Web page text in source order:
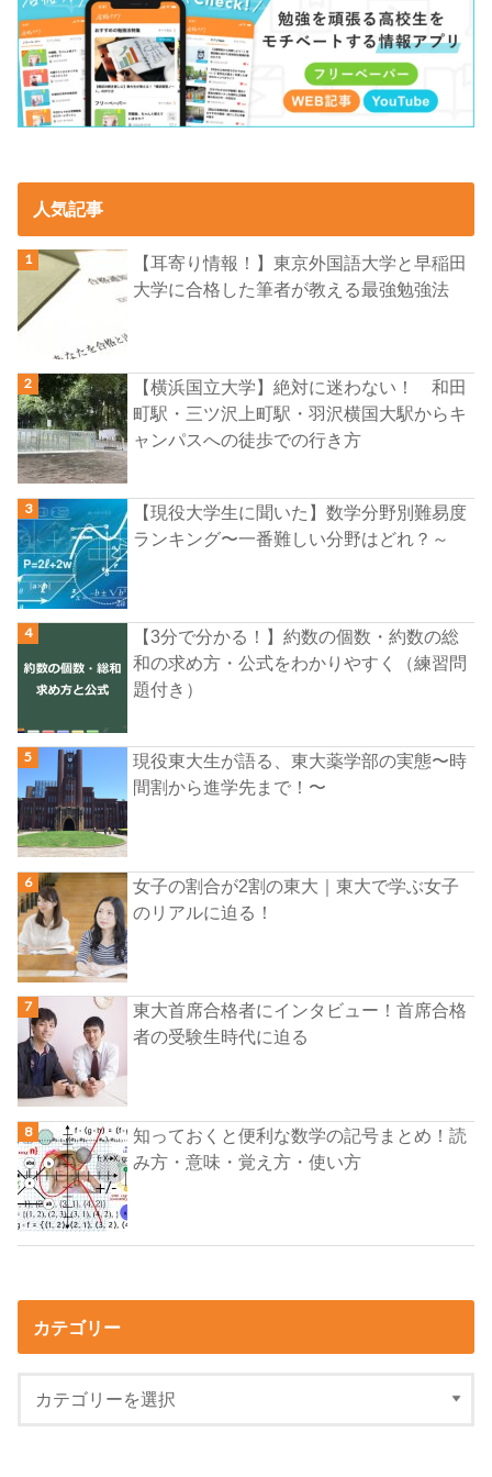
人気記事
【耳寄り情報！】東京外国語大学と早稲田
大学に合格した筆者が教える最強勉強法
【横浜国立大学】絶対に迷わない！ 和田
町駅・三ツ沢上町駅・羽沢横国大駅からキ
ャンパスへの徒歩での行き方
【現役大学生に聞いた】数学分野別難易度
ランキング〜一番難しい分野はどれ？～
【3分で分かる！】約数の個数・約数の総
和の求め方・公式をわかりやすく（練習問
題付き）
現役東大生が語る、東大薬学部の実態〜時
間割から進学先まで！〜
女子の割合が2割の東大｜東大で学ぶ女子
のリアルに迫る！
東大首席合格者にインタビュー！首席合格
者の受験生時代に迫る
知っておくと便利な数学の記号まとめ！読
み方・意味・覚え方・使い方
カテゴリー